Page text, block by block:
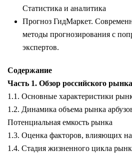
Статистика и аналитика
Прогноз ГидМаркет.
методы прогнозирования с
экспертов.
Содержание
Часть 1. Обзор российского
1.1. Основные характеристики
1.2. Динамика объема рынка
Потенциальная емкость рынка
1.3. Оценка факторов, влияющих
1.4. Стадия жизненного цикла